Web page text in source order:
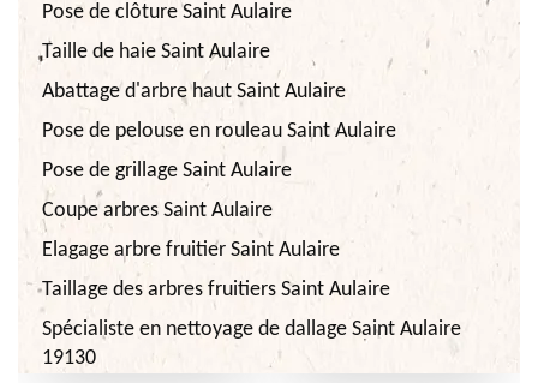
Pose de clôture Saint Aulaire
Taille de haie Saint Aulaire
Abattage d'arbre haut Saint Aulaire
Pose de pelouse en rouleau Saint Aulaire
Pose de grillage Saint Aulaire
Coupe arbres Saint Aulaire
Elagage arbre fruitier Saint Aulaire
Taillage des arbres fruitiers Saint Aulaire
Spécialiste en nettoyage de dallage Saint Aulaire
19130